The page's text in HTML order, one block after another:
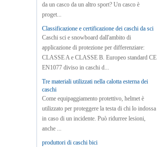
da un casco da un altro sport? Un casco è
proget...
Classificazione e certificazione dei caschi da sci
Caschi sci e snowboard dall'ambito di
applicazione di protezione per differenziare:
CLASSE A e CLASSE B. Europeo standard CE
EN1077 diviso in caschi d...
Tre materiali utilizzati nella calotta esterna dei
caschi
Come equipaggiamento protettivo, helmet è
utilizzato per proteggere la testa di chi lo indossa
in caso di un incidente. Può ridurree lesioni,
anche ...
produttori di caschi bici